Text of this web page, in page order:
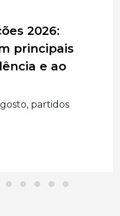
2026:
principais
e ao
partidos